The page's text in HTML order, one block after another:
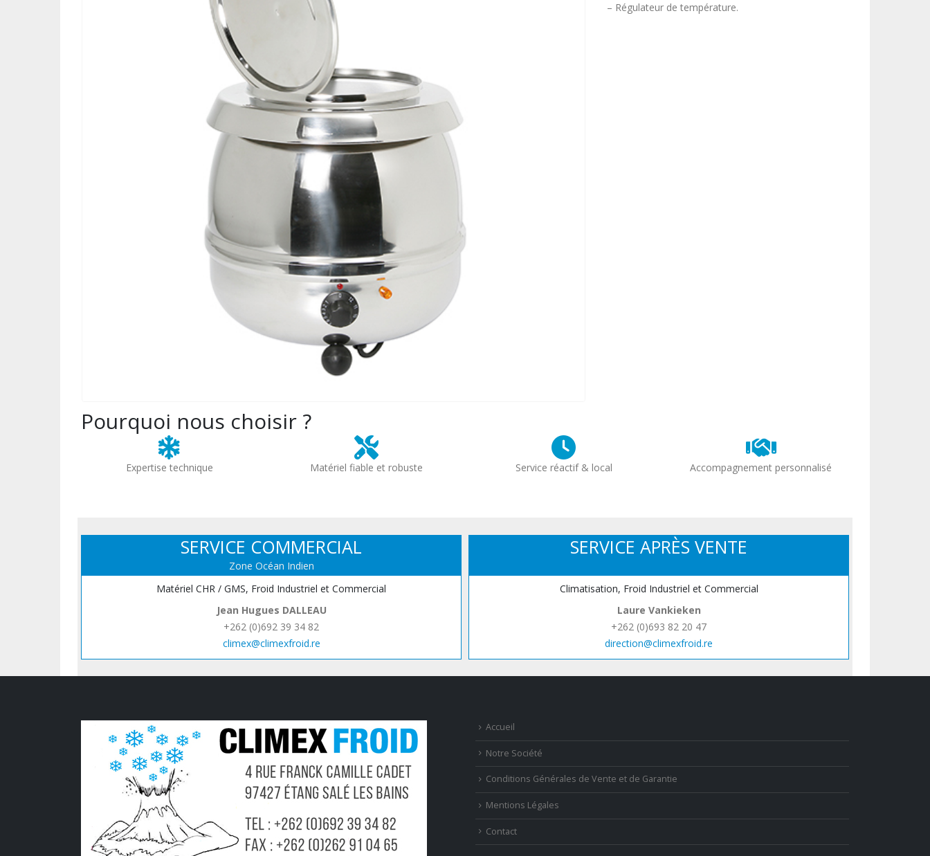
– Régulateur de température.
Pourquoi nous choisir ?
Expertise technique Matériel fiable et robuste Service réactif & local Accompagnement personnalisé
SERVICE COMMERCIAL
Zone Océan Indien
Matériel CHR / GMS, Froid Industriel et Commercial
Jean Hugues DALLEAU
+262 (0)692 39 34 82
climex@climexfroid.re
SERVICE APRÈS VENTE
Climatisation, Froid Industriel et Commercial
Laure Vankieken
+262 (0)693 82 20 47
direction@climexfroid.re
Accueil
Notre Société
Conditions Générales de Vente et de Garantie
Mentions Légales
Contact